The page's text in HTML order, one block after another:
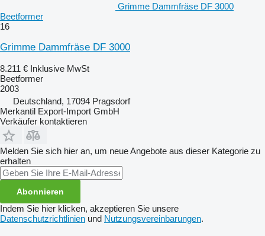
Grimme Dammfräse DF 3000
Beetformer
16
Grimme Dammfräse DF 3000
8.211 € Inklusive MwSt
Beetformer
2003
Deutschland, 17094 Pragsdorf
Merkantil Export-Import GmbH
Verkäufer kontaktieren
Melden Sie sich hier an, um neue Angebote aus dieser Kategorie zu
erhalten
Abonnieren
Indem Sie hier klicken, akzeptieren Sie unsere
Datenschutzrichtlinien und Nutzungsvereinbarungen.